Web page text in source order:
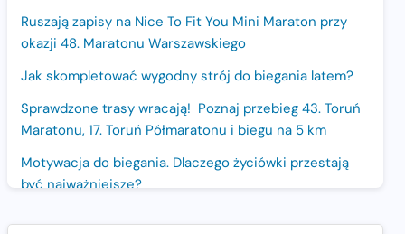
Ruszają zapisy na Nice To Fit You Mini Maraton przy
okazji 48. Maratonu Warszawskiego
Jak skompletować wygodny strój do biegania latem?
Sprawdzone trasy wracają! Poznaj przebieg 43. Toruń
Maratonu, 17. Toruń Półmaratonu i biegu na 5 km
Motywacja do biegania. Dlaczego życiówki przestają
być najważniejsze?